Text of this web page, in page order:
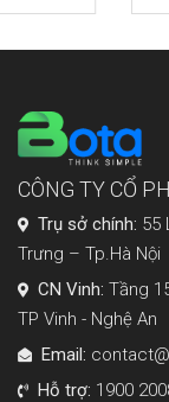
CÔNG TY CỔ
Trụ sở chính: 55
Trưng – Tp.Hà Nội
CN Vinh: Tầng
TP Vinh - Nghệ An
Email:
Hỗ trợ: 1900